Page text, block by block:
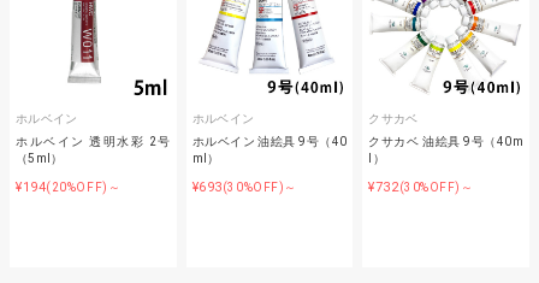
ホルベイン
ホルベイン 透明水彩 2号
（5ml）
¥194(20%OFF)～
ホルベイン
ホルベイン 油絵具 9号（40
ml）
¥693(30%OFF)～
クサカベ
クサカベ 油絵具 9号（40m
l）
¥732(30%OFF)～